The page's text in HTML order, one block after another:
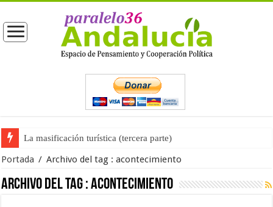
La masificación turística (tercera parte)
Portada / Archivo del tag :acontecimiento
Archivo del tag :acontecimiento